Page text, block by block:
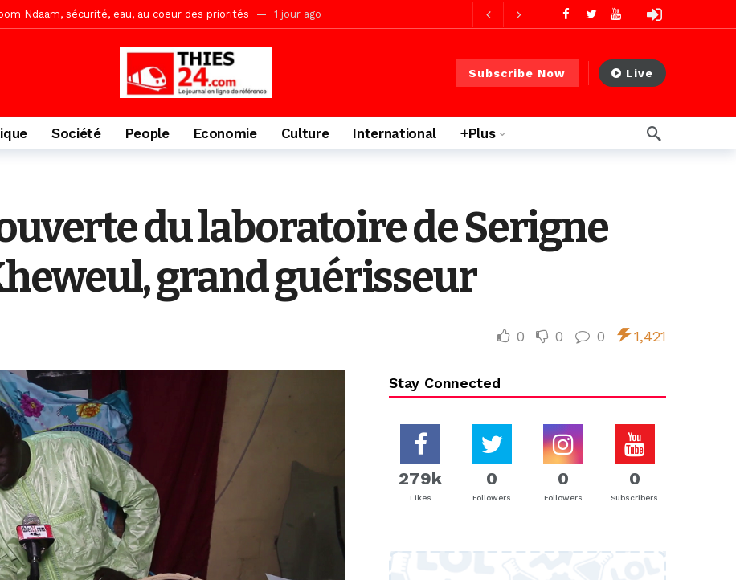
le Comité d’organisation dévoile ses priorités 1 jour ago
Malick Sy reçoit ses premiers malades lundi 10 Août
vacances agricoles au Lycée Malick Sy de Thiès
Subscribe Now Live
Société People Economie Culture International +Plus
du laboratoire de Serigne
grand guérisseur
0 0 0 1,421
Stay Connected
279k
Likes
0
Followers
0
Followers
0
Subscribers